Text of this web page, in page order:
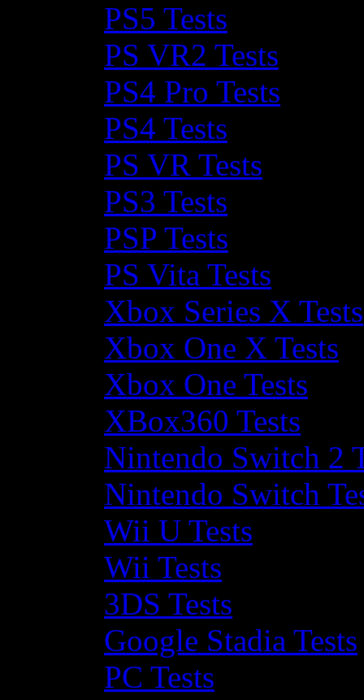
PS5 Tests
PS VR2 Tests
PS4 Pro Tests
PS4 Tests
PS VR Tests
PS3 Tests
PSP Tests
PS Vita Tests
Xbox Series X Tests
Xbox One X Tests
Xbox One Tests
XBox360 Tests
Nintendo Switch 2
Nintendo Switch
Wii U Tests
Wii Tests
3DS Tests
Google Stadia Tests
PC Tests